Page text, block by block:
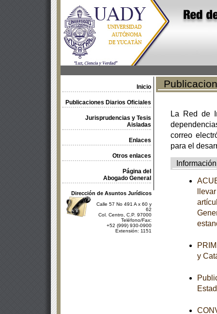
Inicio
Publicaciones Diarios Oficiales
Jurisprudencias y Tesis
Aisladas
Enlaces
Otros enlaces
Página del
Abogado General
Dirección de Asuntos Jurídicos
Calle 57 No 491 A x 60 y
62
Col. Centro, C.P. 97000
Teléfono/Fax:
+52 (999) 930-0900
Extensión: 1151
La Red de
correo
para el
Información
y